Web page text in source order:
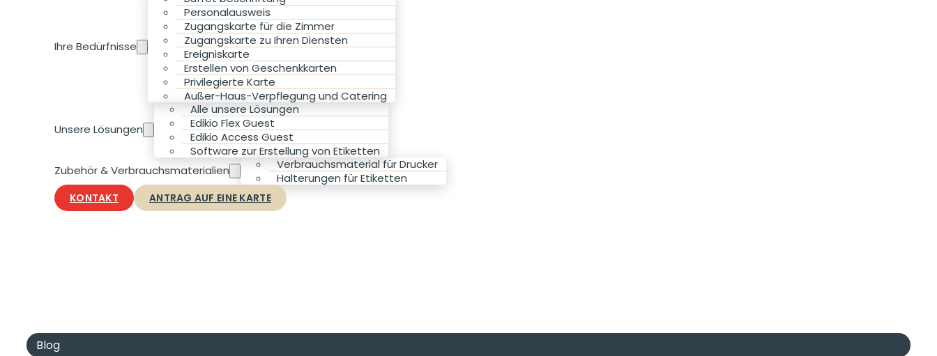
Ihre Bedürfnisse
Personalausweis
Zugangskarte für die Zimmer
Zugangskarte zu Ihren Diensten
Ereigniskarte
Erstellen von Geschenkkarten
Privilegierte Karte
Außer-Haus-Verpflegung und Catering
Unsere Lösungen
Alle unsere Lösungen
Edikio Flex Guest
Edikio Access Guest
Software zur Erstellung von Etiketten
Zubehör & Verbrauchsmaterialien
Verbrauchsmaterial für Drucker
Halterungen für Etiketten
KONTAKT ANTRAG AUF EINE KARTE
Blog